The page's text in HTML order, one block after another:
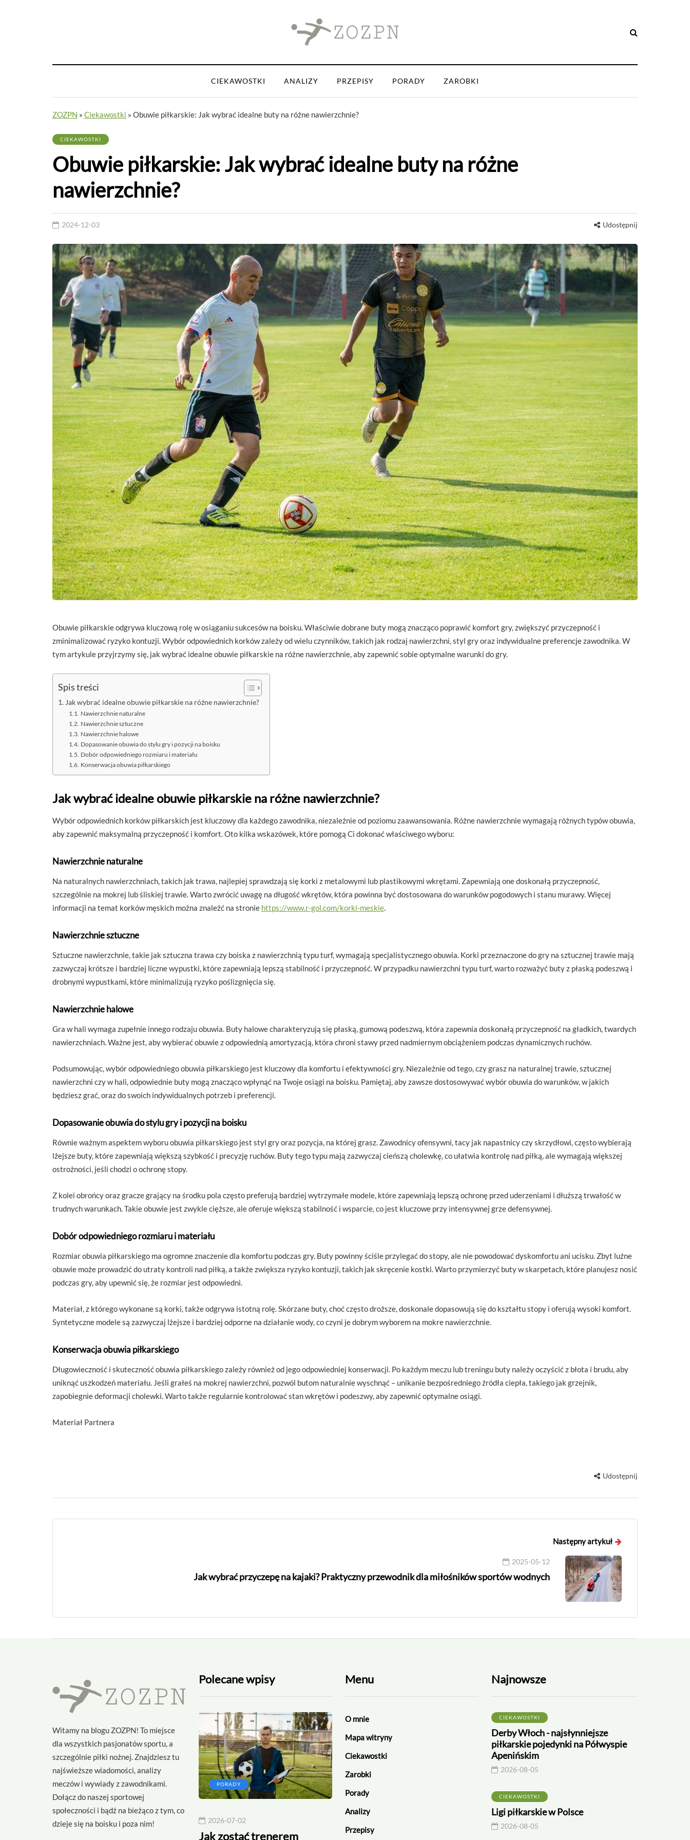
CIEKAWOSTKI ANALIZY PRZEPISY PORADY ZAROBKI
ZOZPN » Ciekawostki » Obuwie piłkarskie: Jak wybrać idealne buty na różne nawierzchnie?
CIEKAWOSTKI
Obuwie piłkarskie: Jak wybrać idealne buty na różne
nawierzchnie?
2024-12-03 Udostępnij
Obuwie piłkarskie odgrywa kluczową rolę w osiąganiu sukcesów na boisku. Właściwie dobrane buty mogą znacząco poprawić komfort gry, zwiększyć przyczepność i
zminimalizować ryzyko kontuzji. Wybór odpowiednich korków zależy od wielu czynników, takich jak rodzaj nawierzchni, styl gry oraz indywidualne preferencje zawodnika. W
tym artykule przyjrzymy się, jak wybrać idealne obuwie piłkarskie na różne nawierzchnie, aby zapewnić sobie optymalne warunki do gry.
Spis treści
Jak wybrać idealne obuwie piłkarskie na różne nawierzchnie?
Nawierzchnie naturalne
Nawierzchnie sztuczne
Nawierzchnie halowe
Dopasowanie obuwia do stylu gry i pozycji na boisku
Dobór odpowiedniego rozmiaru i materiału
Konserwacja obuwia piłkarskiego
Jak wybrać idealne obuwie piłkarskie na różne nawierzchnie?
Wybór odpowiednich korków piłkarskich jest kluczowy dla każdego zawodnika, niezależnie od poziomu zaawansowania. Różne nawierzchnie wymagają różnych typów obuwia,
aby zapewnić maksymalną przyczepność i komfort. Oto kilka wskazówek, które pomogą Ci dokonać właściwego wyboru:
Nawierzchnie naturalne
Na naturalnych nawierzchniach, takich jak trawa, najlepiej sprawdzają się korki z metalowymi lub plastikowymi wkrętami. Zapewniają one doskonałą przyczepność,
szczególnie na mokrej lub śliskiej trawie. Warto zwrócić uwagę na długość wkrętów, która powinna być dostosowana do warunków pogodowych i stanu murawy. Więcej
informacji na temat korków męskich można znaleźć na stronie https://www.r-gol.com/korki-meskie.
Nawierzchnie sztuczne
Sztuczne nawierzchnie, takie jak sztuczna trawa czy boiska z nawierzchnią typu turf, wymagają specjalistycznego obuwia. Korki przeznaczone do gry na sztucznej trawie mają
zazwyczaj krótsze i bardziej liczne wypustki, które zapewniają lepszą stabilność i przyczepność. W przypadku nawierzchni typu turf, warto rozważyć buty z płaską podeszwą i
drobnymi wypustkami, które minimalizują ryzyko poślizgnięcia się.
Nawierzchnie halowe
Gra w hali wymaga zupełnie innego rodzaju obuwia. Buty halowe charakteryzują się płaską, gumową podeszwą, która zapewnia doskonałą przyczepność na gładkich, twardych
nawierzchniach. Ważne jest, aby wybierać obuwie z odpowiednią amortyzacją, która chroni stawy przed nadmiernym obciążeniem podczas dynamicznych ruchów.
Podsumowując, wybór odpowiedniego obuwia piłkarskiego jest kluczowy dla komfortu i efektywności gry. Niezależnie od tego, czy grasz na naturalnej trawie, sztucznej
nawierzchni czy w hali, odpowiednie buty mogą znacząco wpłynąć na Twoje osiągi na boisku. Pamiętaj, aby zawsze dostosowywać wybór obuwia do warunków, w jakich
będziesz grać, oraz do swoich indywidualnych potrzeb i preferencji.
Dopasowanie obuwia do stylu gry i pozycji na boisku
Równie ważnym aspektem wyboru obuwia piłkarskiego jest styl gry oraz pozycja, na której grasz. Zawodnicy ofensywni, tacy jak napastnicy czy skrzydłowi, często wybierają
lżejsze buty, które zapewniają większą szybkość i precyzję ruchów. Buty tego typu mają zazwyczaj cieńszą cholewkę, co ułatwia kontrolę nad piłką, ale wymagają większej
ostrożności, jeśli chodzi o ochronę stopy.
Z kolei obrońcy oraz gracze grający na środku pola często preferują bardziej wytrzymałe modele, które zapewniają lepszą ochronę przed uderzeniami i dłuższą trwałość w
trudnych warunkach. Takie obuwie jest zwykle cięższe, ale oferuje większą stabilność i wsparcie, co jest kluczowe przy intensywnej grze defensywnej.
Dobór odpowiedniego rozmiaru i materiału
Rozmiar obuwia piłkarskiego ma ogromne znaczenie dla komfortu podczas gry. Buty powinny ściśle przylegać do stopy, ale nie powodować dyskomfortu ani ucisku. Zbyt luźne
obuwie może prowadzić do utraty kontroli nad piłką, a także zwiększa ryzyko kontuzji, takich jak skręcenie kostki. Warto przymierzyć buty w skarpetach, które planujesz nosić
podczas gry, aby upewnić się, że rozmiar jest odpowiedni.
Materiał, z którego wykonane są korki, także odgrywa istotną rolę. Skórzane buty, choć często droższe, doskonale dopasowują się do kształtu stopy i oferują wysoki komfort.
Syntetyczne modele są zazwyczaj lżejsze i bardziej odporne na działanie wody, co czyni je dobrym wyborem na mokre nawierzchnie.
Konserwacja obuwia piłkarskiego
Długowieczność i skuteczność obuwia piłkarskiego zależy również od jego odpowiedniej konserwacji. Po każdym meczu lub treningu buty należy oczyścić z błota i brudu, aby
uniknąć uszkodzeń materiału. Jeśli grałeś na mokrej nawierzchni, pozwól butom naturalnie wyschnąć – unikanie bezpośredniego źródła ciepła, takiego jak grzejnik,
zapobiegnie deformacji cholewki. Warto także regularnie kontrolować stan wkrętów i podeszwy, aby zapewnić optymalne osiągi.
Materiał Partnera
Udostępnij
Następny artykuł
2025-05-12
Jak wybrać przyczepę na kajaki? Praktyczny przewodnik dla miłośników sportów wodnych
Witamy na blogu ZOZPN! To miejsce
dla wszystkich pasjonatów sportu, a
szczególnie piłki nożnej. Znajdziesz tu
najświeższe wiadomości, analizy
meczów i wywiady z zawodnikami.
Dołącz do naszej sportowej
społeczności i bądź na bieżąco z tym, co
dzieje się na boisku i poza nim!
Polecane wpisy
CIEKAWOSTKI
2026-07-24
PORADY
2026-07-02
Jak zostać trenerem Rekord bramek w jednym
Menu
O mnie
Mapa witryny
Ciekawostki
Zarobki
Porady
Analizy
Przepisy
Najnowsze
CIEKAWOSTKI
Derby Włoch - najsłynniejsze
piłkarskie pojedynki na Półwyspie
Apenińskim
2026-08-05
CIEKAWOSTKI
Ligi piłkarskie w Polsce
2026-08-05